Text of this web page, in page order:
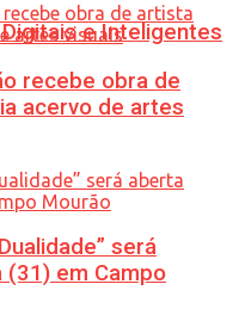
e Inteligentes
recebe obra de
acervo de artes
será
em Campo